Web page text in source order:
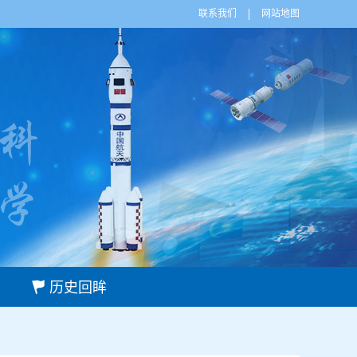
联系我们 网站地图
历史回眸